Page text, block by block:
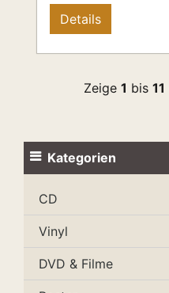
Details
Zeige 1 bis 11
Kategorien
CD
Vinyl
DVD & Filme